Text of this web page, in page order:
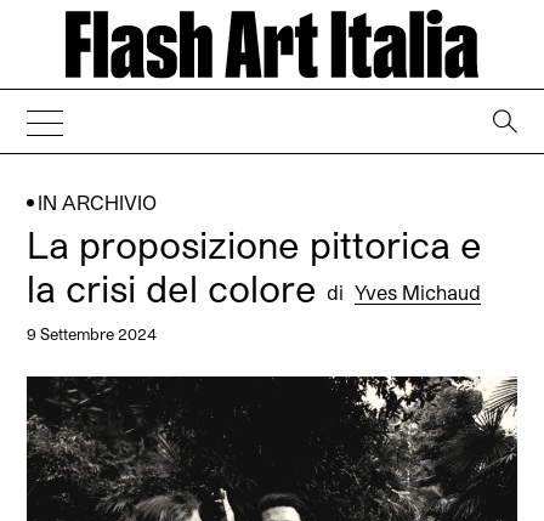
IN ARCHIVIO
La proposizione pittorica e
la crisi del coloredi Yves Michaud
9 Settembre 2024